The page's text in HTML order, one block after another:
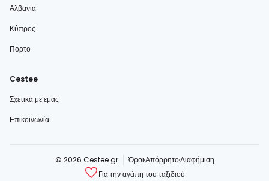
Αλβανία
Κύπρος
Πόρτο
Cestee
Σχετικά με εμάς
Επικοινωνία
© 2026 Cestee.gr ΌροιΑπόρρητοΔιαφήμιση
Για την αγάπη του ταξιδιού